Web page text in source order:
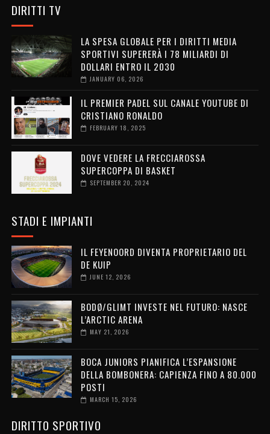
DIRITTI TV
LA SPESA GLOBALE PER I DIRITTI MEDIA
SPORTIVI SUPERERÀ I 78 MILIARDI DI
DOLLARI ENTRO IL 2030
JANUARY 06, 2026
IL PREMIER PADEL SUL CANALE YOUTUBE DI
CRISTIANO RONALDO
FEBRUARY 18, 2025
DOVE VEDERE LA FRECCIAROSSA
SUPERCOPPA DI BASKET
SEPTEMBER 20, 2024
STADI E IMPIANTI
IL FEYENOORD DIVENTA PROPRIETARIO DEL
DE KUIP
JUNE 12, 2026
BODØ/GLIMT INVESTE NEL FUTURO: NASCE
L’ARCTIC ARENA
MAY 21, 2026
BOCA JUNIORS PIANIFICA L’ESPANSIONE
DELLA BOMBONERA: CAPIENZA FINO A 80.000
POSTI
MARCH 15, 2026
DIRITTO SPORTIVO